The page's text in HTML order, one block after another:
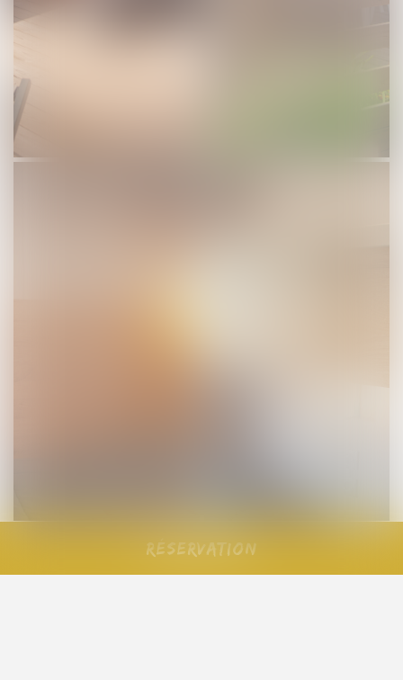
Réservation